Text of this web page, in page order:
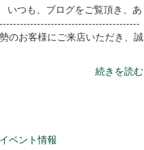
つも、ブログをご覧頂き、あ
のお客様にご来店いただき、誠
続きを読む
イベント情報